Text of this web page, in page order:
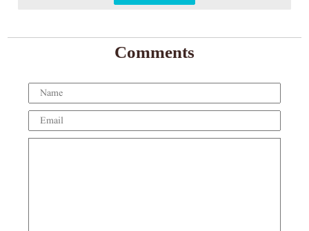
Comments